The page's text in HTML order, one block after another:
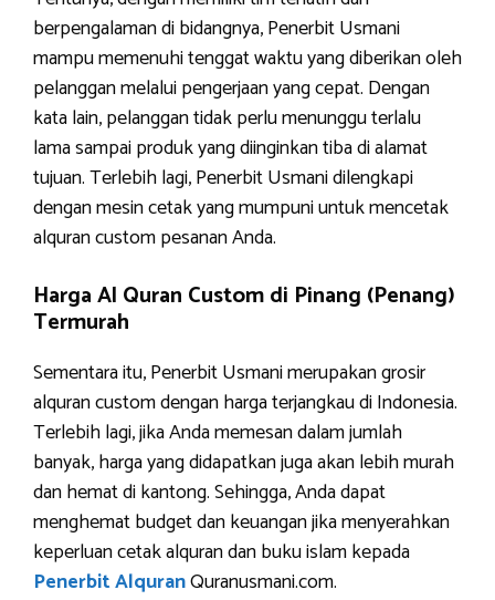
berpengalaman di bidangnya, Penerbit Usmani
mampu memenuhi tenggat waktu yang diberikan oleh
pelanggan melalui pengerjaan yang cepat. Dengan
kata lain, pelanggan tidak perlu menunggu terlalu
lama sampai produk yang diinginkan tiba di alamat
tujuan. Terlebih lagi, Penerbit Usmani dilengkapi
dengan mesin cetak yang mumpuni untuk mencetak
alquran custom pesanan Anda.
Harga Al Quran Custom di Pinang (Penang)
Termurah
Sementara itu, Penerbit Usmani merupakan grosir
alquran custom dengan harga terjangkau di Indonesia.
Terlebih lagi, jika Anda memesan dalam jumlah
banyak, harga yang didapatkan juga akan lebih murah
dan hemat di kantong. Sehingga, Anda dapat
menghemat budget dan keuangan jika menyerahkan
keperluan cetak alquran dan buku islam kepada
Penerbit AlquranQuranusmani.com.